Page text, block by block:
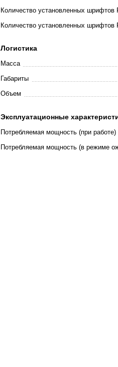
Количество установленных шрифтов
Количество установленных шрифтов
Логистика
Масса
Габариты
Объем
Эксплуатационные
Потребляемая мощность (при работе)
Потребляемая мощность (в режиме